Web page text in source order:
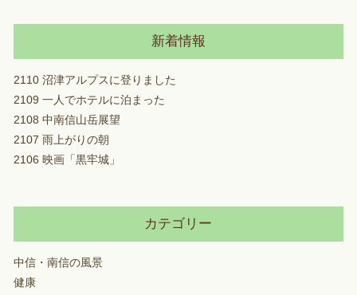
新着情報
2110 沼津アルプスに登りました
2109 一人でホテルに泊まった
2108 中南信山岳展望
2107 雨上がりの朝
2106 映画「黒牢城」
カテゴリー
中信・南信の風景
健康